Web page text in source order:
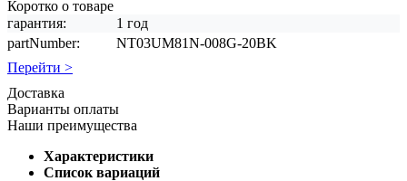
Коротко о товаре
гарантия:
1 год
partNumber:
NT03UM81N-008G-20BK
Перейти >
Доставка
Варианты оплаты
Наши преимущества
Характеристики
Список вариаций